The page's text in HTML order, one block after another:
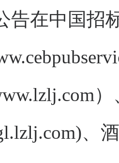
告在中国招
）
.lzlj.com)、